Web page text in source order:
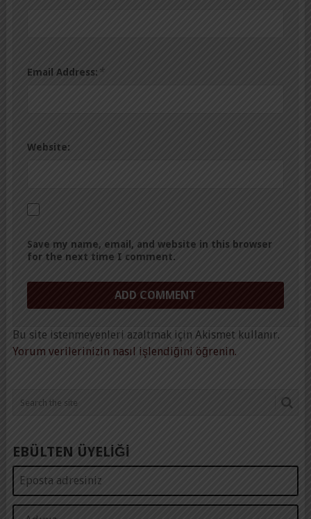
Email Address: *
Website:
Save my name, email, and website in this browser
for the next time I comment.
Bu site istenmeyenleri azaltmak için Akismet kullanır.
Yorum verilerinizin nasıl işlendiğini öğrenin.
EBÜLTEN ÜYELİĞİ